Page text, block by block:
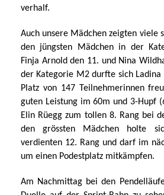
verhalf.
Auch unsere Mädchen zeigten viele
den jüngsten Mädchen in der
Finja Arnold den 11. und Nina
der Kategorie M2 durfte sich
Platz von 147 Teilnehmerinnen
guten Leistung im 60m und 3-Hupf
Elin Rüegg zum tollen 8. Rang bei
den grössten Mädchen holte
verdienten 12. Rang und darf im
um einen Podestplatz mitkämpfen.
Am Nachmittag bei den